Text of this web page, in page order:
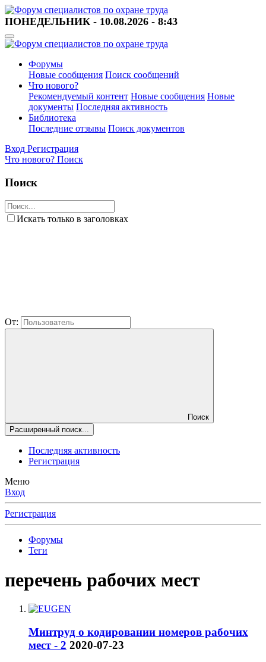
ПОНЕДЕЛЬНИК - 10.08.2026 - 8:43
Форумы
Новые сообщения Поиск сообщений
Что нового?
Рекомендуемый контент Новые сообщения Новые
документы Последняя активность
Библиотека
Последние отзывы Поиск документов
Вход Регистрация
Что нового? Поиск
Поиск
Искать только в заголовках
От:
Поиск
Расширенный поиск...
Последняя активность
Регистрация
Меню
Вход
Регистрация
Форумы
Теги
перечень рабочих мест
Минтруд о кодировании номеров рабочих
мест - 2 2020-07-23